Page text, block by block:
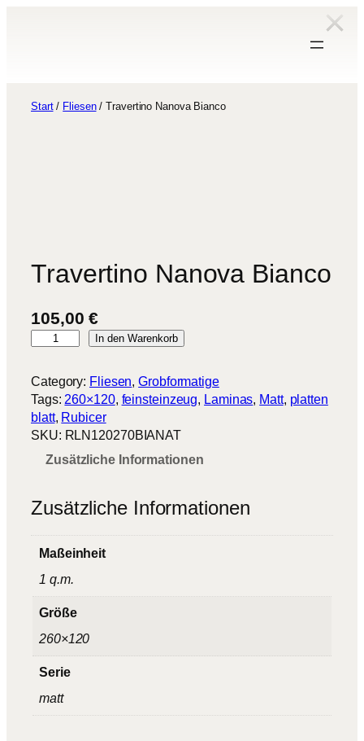
Start/ Fliesen/ Travertino Nanova Bianco
Travertino Nanova Bianco
105,00€
a
v
e
r
o
N
a
a
o
In den Warenkorb
Category: Fliesen, Grobformatige
Tags: 260×120, feinsteinzeug, Laminas, Matt, platten
blatt, Rubicer
SKU: RLN120270BIANAT
Zusätzliche Informationen
Zusätzliche Informationen
Maßeinheit
1 q.m.
Größe
260×120
Serie
matt